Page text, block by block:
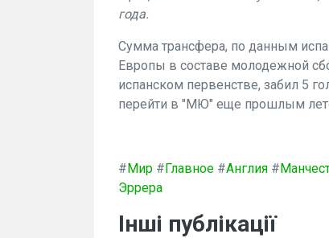
года.
Сумма трансфера, по данным
Европы в составе молодежной
испанском первенстве, забил 5
перейти в "МЮ" еще прошлым
#Мир #Главное #Англия #
Эррера
Інші публікації